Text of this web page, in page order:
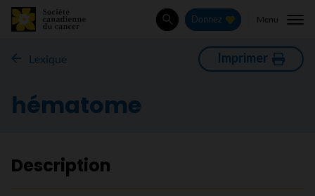
Rechercher
Donnez Menu
Lexique Imprimer
hématome
Description